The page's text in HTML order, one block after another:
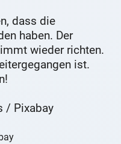
dass die
haben. Der
wieder richten.
ist.
/ Pixabay